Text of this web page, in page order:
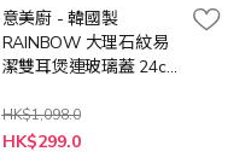
意美廚 - 韓國製
RAINBOW 大理石紋易
潔雙耳煲連玻璃蓋 24cm
HK$1,098.0
特
殊
HK$299.0